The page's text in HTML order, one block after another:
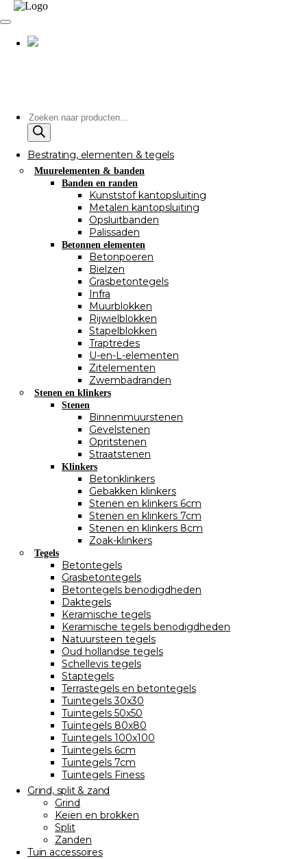
Producten
zoeken
Bestrating, elementen & tegels
Muurelementen & banden
Banden en randen
Kunststof kantopsluiting
Metalen kantopsluiting
Opsluitbanden
Palissaden
Betonnen elementen
Betonpoeren
Bielzen
Grasbetontegels
Infra
Muurblokken
Rijwielblokken
Stapelblokken
Traptredes
U-en-L-elementen
Zitelementen
Zwembadranden
Stenen en klinkers
Stenen
Binnenmuurstenen
Gevelstenen
Opritstenen
Straatstenen
Klinkers
Betonklinkers
Gebakken klinkers
Stenen en klinkers 6cm
Stenen en klinkers 7cm
Stenen en klinkers 8cm
Zoak-klinkers
Tegels
Betontegels
Grasbetontegels
Betontegels benodigdheden
Daktegels
Keramische tegels
Keramische tegels benodigdheden
Natuursteen tegels
Oud hollandse tegels
Schellevis tegels
Staptegels
Terrastegels en betontegels
Tuintegels 30x30
Tuintegels 50x50
Tuintegels 80x80
Tuintegels 100x100
Tuintegels 6cm
Tuintegels 7cm
Tuintegels Finess
Grind, split & zand
Grind
Keien en brokken
Split
Zanden
Tuin accessoires